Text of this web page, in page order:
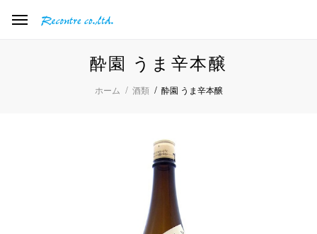
酔園 うま辛本醸
ホーム 酒類 酔園 うま辛本醸